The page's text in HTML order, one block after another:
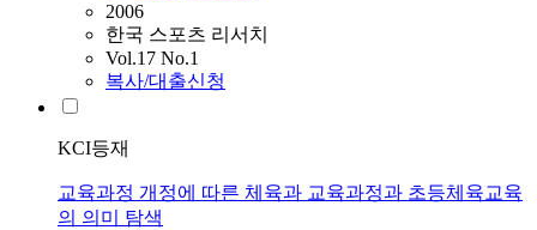
2006
한국 스포츠 리서치
Vol.17 No.1
복사/대출신청
KCI등재
교육과정 개정에 따른 체육과 교육과정과 초등체육교육
의 의미 탐색